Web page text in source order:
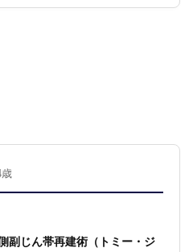
副じん帯再建術（トミー・ジ